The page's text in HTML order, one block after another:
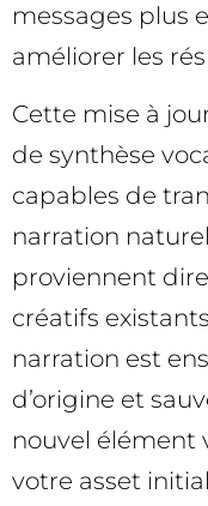
messages plus
améliorer les
Cette mise à
de synthèse
capables de
narration
proviennent
créatifs
narration est
d’origine et
nouvel élément
votre asset